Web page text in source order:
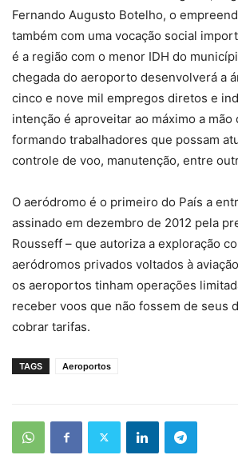
Fernando Augusto Botelho, o
também com uma vocação social
é a região com o menor IDH do
chegada do aeroporto desenvolverá a
cinco e nove mil empregos diretos e
intenção é aproveitar ao máximo a mão
formando trabalhadores que possam
controle de voo, manutenção, entre
O aeródromo é o primeiro do País a
assinado em dezembro de 2012 pela
Rousseff – que autoriza a exploração
aeródromos privados voltados à
os aeroportos tinham operações
receber voos que não fossem de seus
cobrar tarifas.
TAGS Aeroportos